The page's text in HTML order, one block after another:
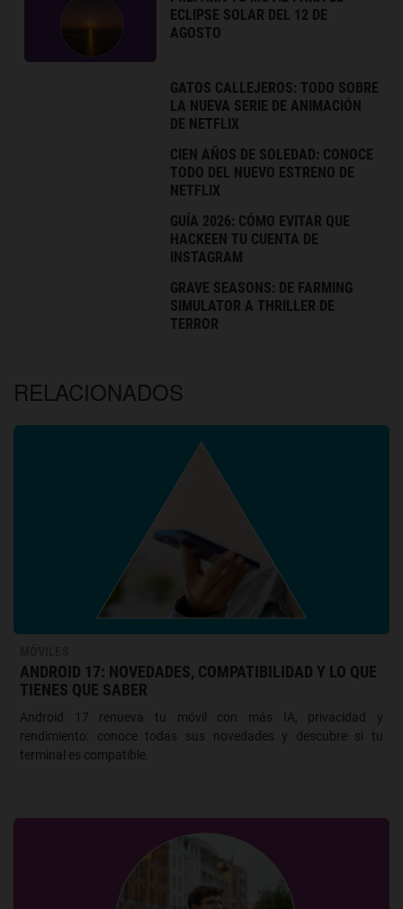
ECLIPSE SOLAR DEL 12 DE
AGOSTO
GATOS CALLEJEROS: TODO SOBRE
LA NUEVA SERIE DE ANIMACIÓN
DE NETFLIX
CIEN AÑOS DE SOLEDAD: CONOCE
TODO DEL NUEVO ESTRENO DE
NETFLIX
GUÍA 2026: CÓMO EVITAR QUE
HACKEEN TU CUENTA DE
INSTAGRAM
GRAVE SEASONS: DE FARMING
SIMULATOR A THRILLER DE
TERROR
RELACIONADOS
ANDROID 17: NOVEDADES, COMPATIBILIDAD Y LO QUE
TIENES QUE SABER
Android 17 renueva tu móvil con más IA, privacidad y
rendimiento: conoce todas sus novedades y descubre si tu
terminal es compatible.